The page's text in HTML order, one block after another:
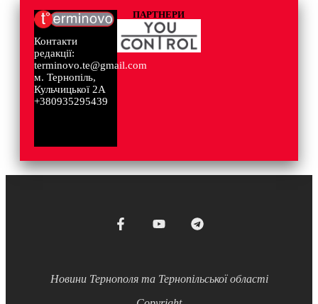
Контакти
редакції:
terminovo.te@gmail.com
м. Тернопіль,
Кульчицької 2А
+380935295439
ПАРТНЕРИ
Новини Тернополя та Тернопільської області